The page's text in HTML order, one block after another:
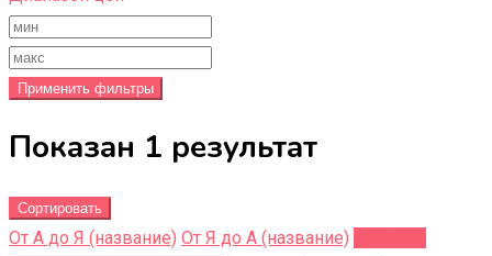
Применить фильтры
Показан 1 результат
Сортировать
От А до Я (название) От Я до A (название)